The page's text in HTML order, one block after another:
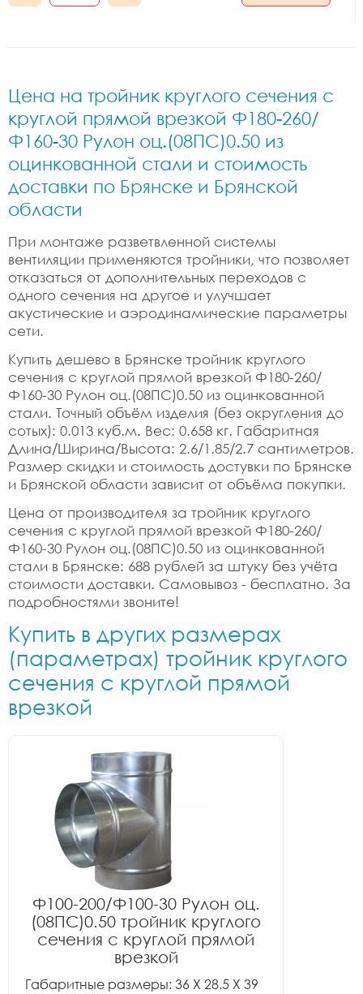
Цена на тройник круглого сечения с
круглой прямой врезкой Ф180-260/
Ф160-30 Рулон оц.(08ПС)0.50 из
оцинкованной стали и стоимость
доставки по Брянске и Брянской
области
При монтаже разветвленной системы
вентиляции применяются тройники, что позволяет
отказаться от дополнительных переходов с
одного сечения на другое и улучшает
акустические и аэродинамические параметры
сети.
Купить дешево в Брянске тройник круглого
сечения с круглой прямой врезкой Ф180-260/
Ф160-30 Рулон оц.(08ПС)0.50 из оцинкованной
стали. Точный объём изделия (без округления до
сотых): 0.013 куб.м. Вес: 0.658 кг. Габаритная
Длина/Ширина/Высота: 2.6/1.85/2.7 сантиметров.
Размер скидки и стоимость достувки по Брянске
и Брянской области зависит от объёма покупки.
Цена от производителя за тройник круглого
сечения с круглой прямой врезкой Ф180-260/
Ф160-30 Рулон оц.(08ПС)0.50 из оцинкованной
стали в Брянске: 688 рублей за штуку без учёта
стоимости доставки. Самовывоз - бесплатно. За
подробностями звоните!
Купить в других размерах
(параметрах) тройник круглого
сечения с круглой прямой
врезкой
Ф100-200/Ф100-30 Рулон оц.
(08ПС)0.50 тройник круглого
сечения с круглой прямой
врезкой
Габаритные размеры: 36 X 28.5 X 39